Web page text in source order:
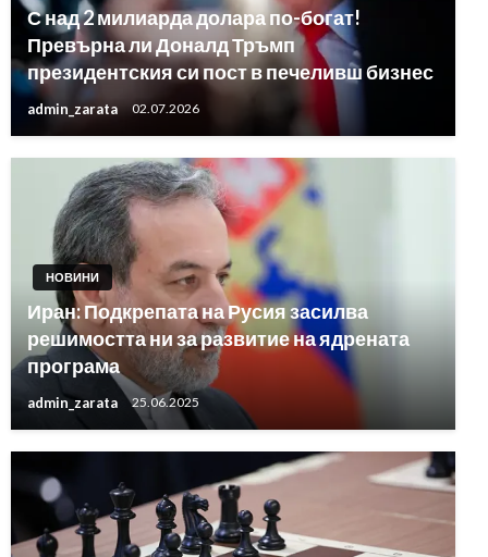
С над 2 милиарда долара по-богат!
Превърна ли Доналд Тръмп
президентския си пост в печеливш бизнес
admin_zarata 02.07.2026
НОВИНИ
Иран: Подкрепата на Русия засилва
решимостта ни за развитие на ядрената
програма
admin_zarata 25.06.2025